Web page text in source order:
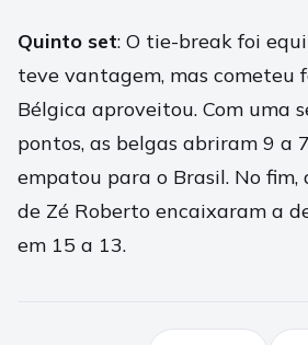
Quinto set: O tie-break foi
teve vantagem, mas cometeu
Bélgica aproveitou. Com uma
pontos, as belgas abriram 9 a
empatou para o Brasil. No fim,
de Zé Roberto encaixaram a
em 15 a 13.